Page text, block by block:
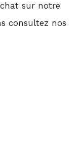
sur notre
consultez nos